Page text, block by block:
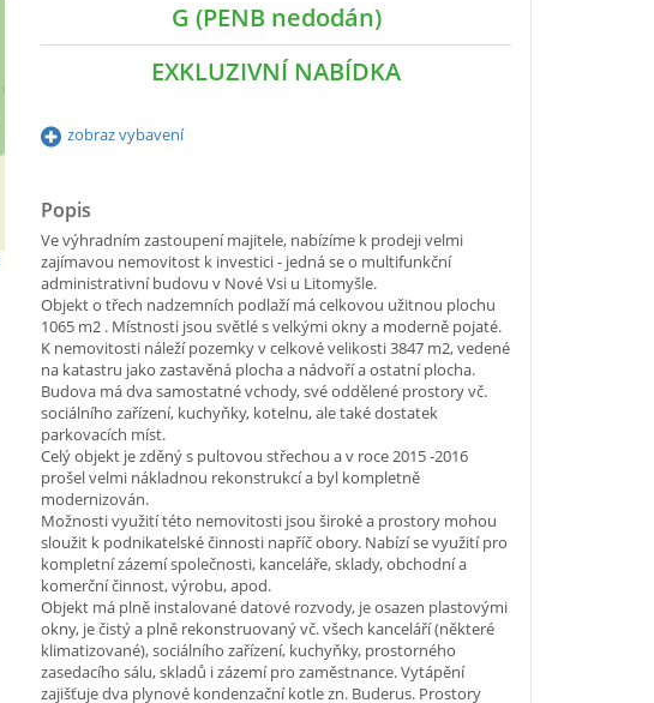
G (PENB nedodán)
EXKLUZIVNÍ NABÍDKA
zobraz vybavení
Popis
Ve výhradním zastoupení majitele, nabízíme k prodeji velmi
zajímavou nemovitost k investici - jedná se o multifunkční
administrativní budovu v Nové Vsi u Litomyšle.
Objekt o třech nadzemních podlaží má celkovou užitnou plochu
1065 m2 . Místnosti jsou světlé s velkými okny a moderně pojaté.
K nemovitosti náleží pozemky v celkové velikosti 3847 m2, vedené
na katastru jako zastavěná plocha a nádvoří a ostatní plocha.
Budova má dva samostatné vchody, své oddělené prostory vč.
sociálního zařízení, kuchyňky, kotelnu, ale také dostatek
parkovacích míst.
Celý objekt je zděný s pultovou střechou a v roce 2015 -2016
prošel velmi nákladnou rekonstrukcí a byl kompletně
modernizován.
Možnosti využití této nemovitosti jsou široké a prostory mohou
sloužit k podnikatelské činnosti napříč obory. Nabízí se využití pro
kompletní zázemí společnosti, kanceláře, sklady, obchodní a
komerční činnost, výrobu, apod.
Objekt má plně instalované datové rozvody, je osazen plastovými
okny, je čistý a plně rekonstruovaný vč. všech kanceláří (některé
klimatizované), sociálního zařízení, kuchyňky, prostorného
zasedacího sálu, skladů i zázemí pro zaměstnance. Vytápění
zajišťuje dva plynové kondenzační kotle zn. Buderus. Prostory